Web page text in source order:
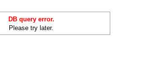
DB query error.
Please try later.